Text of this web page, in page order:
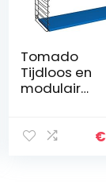
Tomado
Tijdloos en
modulair
70x21x68 cm
€